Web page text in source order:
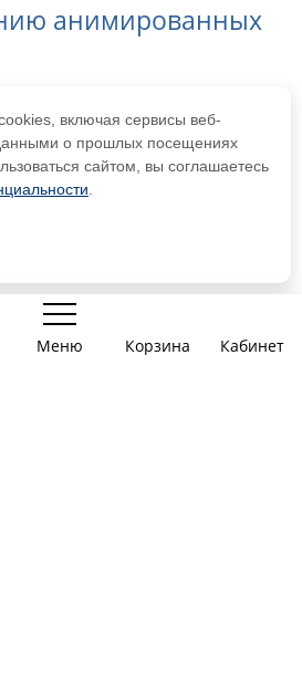
Меню Корзина Корзина
анимированных
А.С.
включая сервисы веб-
о прошлых посещениях
сайтом, вы соглашаетесь